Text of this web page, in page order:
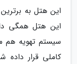
این هتل به
این هتل همگی
سیستم تهویه هم
کاملی قرار